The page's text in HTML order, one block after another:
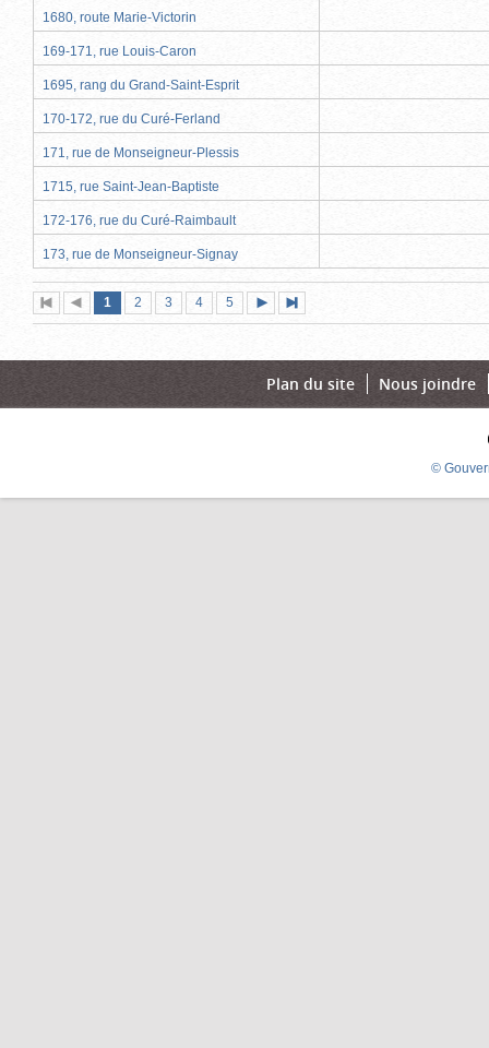
1680, route Marie-Victorin
169-171, rue Louis-Caron
1695, rang du Grand-Saint-Esprit
170-172, rue du Curé-Ferland
171, rue de Monseigneur-Plessis
1715, rue Saint-Jean-Baptiste
172-176, rue du Curé-Raimbault
173, rue de Monseigneur-Signay
Première
page
Page
précédente
Page
1 (page
actuelle)
Page
2 Page
3 Page
4 Page
5
suivante
page
Plan du site Nous joindre
©